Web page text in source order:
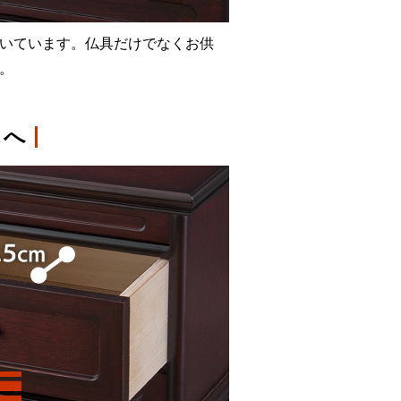
ています。仏具だけでなくお供